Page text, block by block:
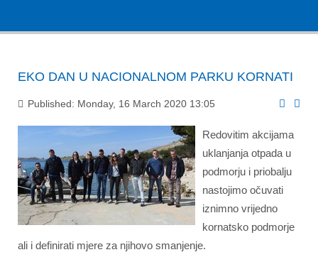
EKO DAN U NACIONALNOM PARKU KORNATI
Published: Monday, 16 March 2020 13:05
Redovitim akcijama
uklanjanja otpada u
podmorju i priobalju
nastojimo očuvati
iznimno vrijedno
kornatsko podmorje
ali i definirati mjere za njihovo smanjenje.